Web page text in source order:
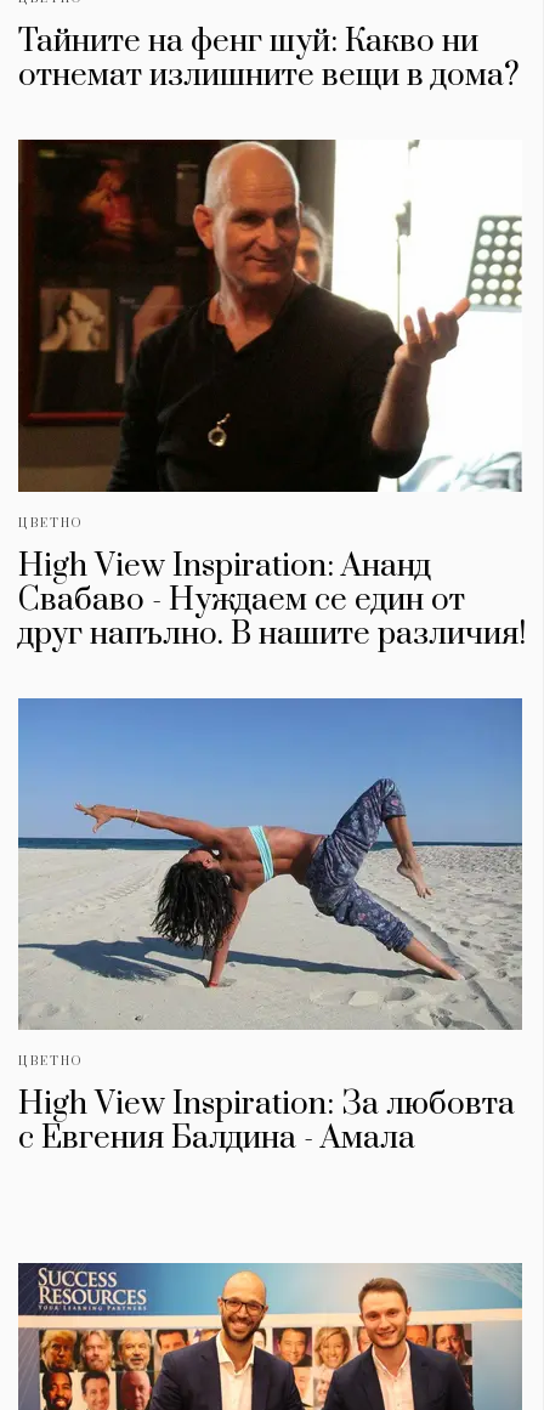
Тайните на фенг шуй: Какво ни
отнемат излишните вещи в дома?
ЦВЕТНО
High View Inspiration: Ананд
Свабаво - Нуждаем се един от
друг напълно. В нашите различия!
ЦВЕТНО
High View Inspiration: За любовта
с Евгения Балдина - Амала